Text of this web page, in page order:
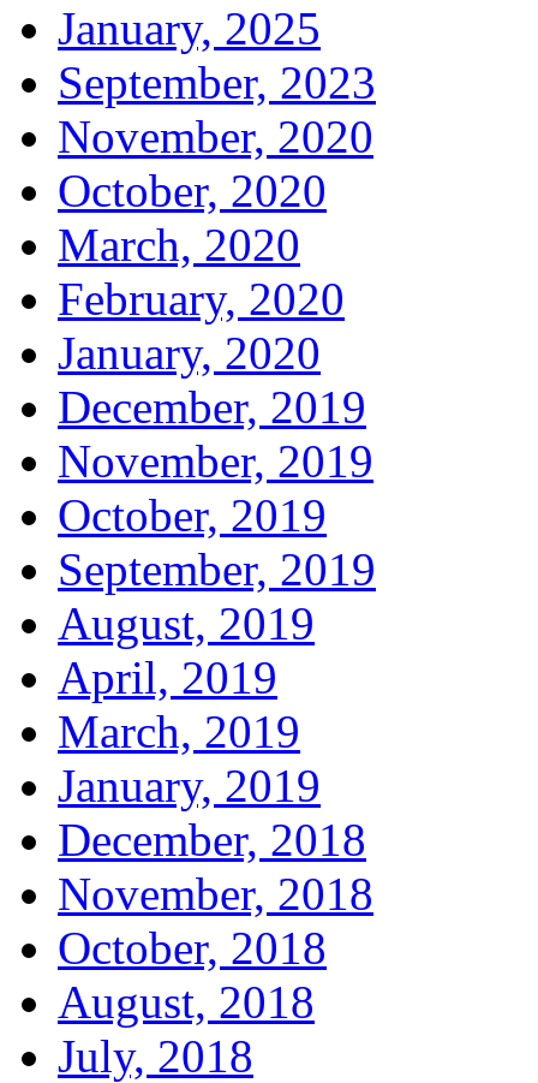
January, 2025
September, 2023
November, 2020
October, 2020
March, 2020
February, 2020
January, 2020
December, 2019
November, 2019
October, 2019
September, 2019
August, 2019
April, 2019
March, 2019
January, 2019
December, 2018
November, 2018
October, 2018
August, 2018
July, 2018